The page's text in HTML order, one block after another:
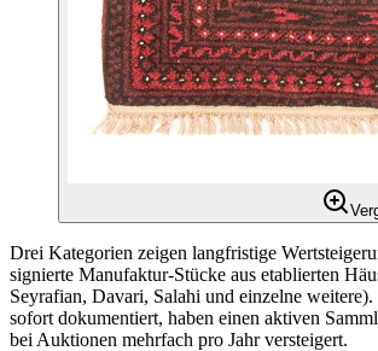
Drei Kategorien zeigen langfristige
signierte Manufaktur-Stücke aus etablierten
Seyrafian, Davari, Salahi und einzelne weitere).
sofort dokumentiert, haben einen aktiven
bei Auktionen mehrfach pro Jahr versteigert.